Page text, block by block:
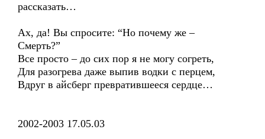
рассказать…
Ах, да! Вы спросите: “Но почему же –
Смерть?”
Все просто – до сих пор я не могу согреть,
Для разогрева даже выпив водки с перцем,
Вдруг в айсберг превратившееся сердце…
2002-2003 17.05.03